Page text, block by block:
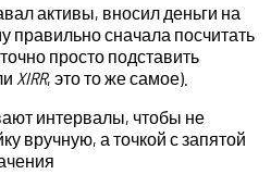
активы, вносил деньги на
правильно сначала посчитать
просто подставить
XIRR, это то же самое).
интервалы, чтобы не
вручную, а точкой с запятой